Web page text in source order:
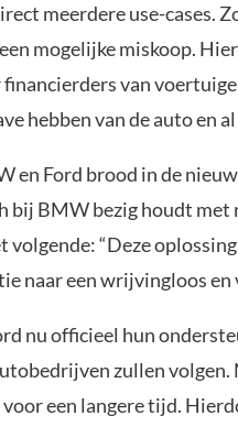
meerdere use-cases.
mogelijke miskoop.
van
hebben van de auto en
en Ford brood in de
bij BMW bezig houdt
volgende: “Deze
naar een wrijvingloos
nu officieel hun
zullen
een langere tijd.